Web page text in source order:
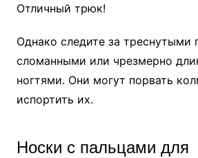
Отличный трюк!
Однако следите за треснутыми
сломанными или чрезмерно
ногтями. Они могут порвать
испортить их.
Носки с пальцами для